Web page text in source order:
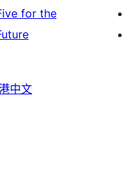
for the
中文